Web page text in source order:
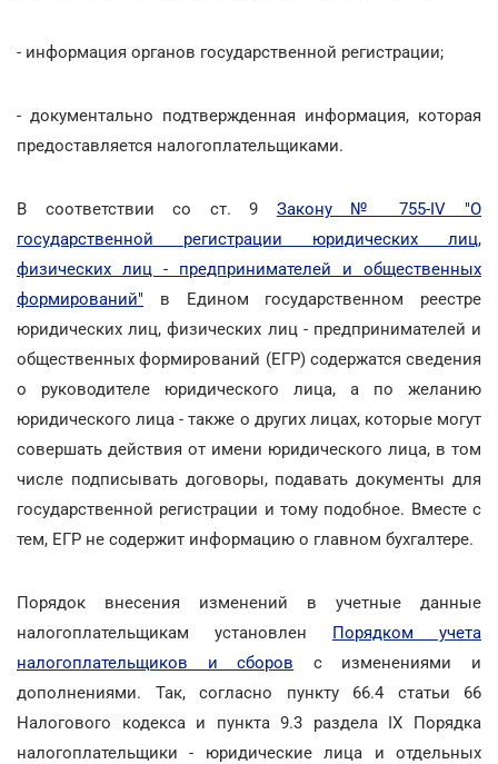
- информация органов государственной регистрации;
- документально подтвержденная информация, которая
предоставляется налогоплательщиками.
В соответствии со ст. 9 Закону № 755-IV "О
государственной регистрации юридических лиц,
физических лиц - предпринимателей и общественных
формирований" в Едином государственном реестре
юридических лиц, физических лиц - предпринимателей и
общественных формирований (ЕГР) содержатся сведения
о руководителе юридического лица, а по желанию
юридического лица - также о других лицах, которые могут
совершать действия от имени юридического лица, в том
числе подписывать договоры, подавать документы для
государственной регистрации и тому подобное. Вместе с
тем, ЕГР не содержит информацию о главном бухгалтере.
Порядок внесения изменений в учетные данные
налогоплательщикам установлен Порядком учета
налогоплательщиков и сборов с изменениями и
дополнениями. Так, согласно пункту 66.4 статьи 66
Налогового кодекса и пункта 9.3 раздела IX Порядка
налогоплательщики - юридические лица и отдельных